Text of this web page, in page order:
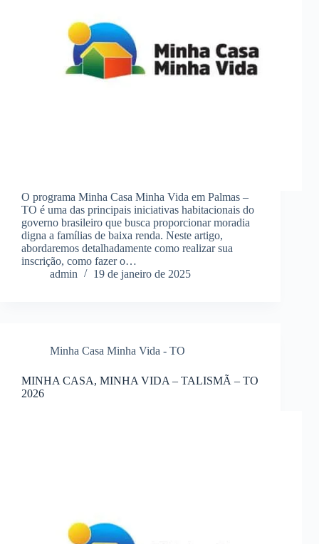
O programa Minha Casa Minha Vida em Palmas –
TO é uma das principais iniciativas habitacionais do
governo brasileiro que busca proporcionar moradia
digna a famílias de baixa renda. Neste artigo,
abordaremos detalhadamente como realizar sua
inscrição, como fazer o…
admin
19 de janeiro de 2025
Minha Casa Minha Vida - TO
MINHA CASA, MINHA VIDA – TALISMÃ – TO
2026